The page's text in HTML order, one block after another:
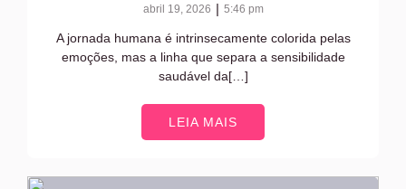
abril 19, 2026 | 5:46 pm
A jornada humana é intrinsecamente colorida pelas
emoções, mas a linha que separa a sensibilidade
saudável da[…]
LEIA MAIS